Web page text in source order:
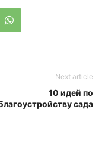
Next article
10 идей по
сада